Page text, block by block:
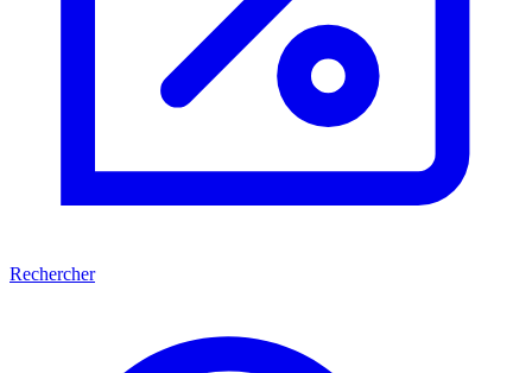
Rechercher